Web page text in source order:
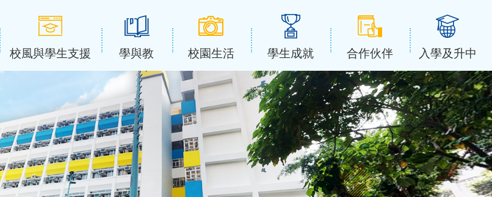
校風與學生支援 學與教 校園生活 學生成就 合作伙伴 入學及升中